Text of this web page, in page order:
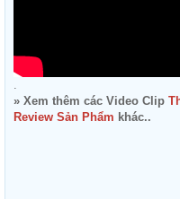
.
» Xem thêm các Video Clip
Review Sản Phẩm khác..